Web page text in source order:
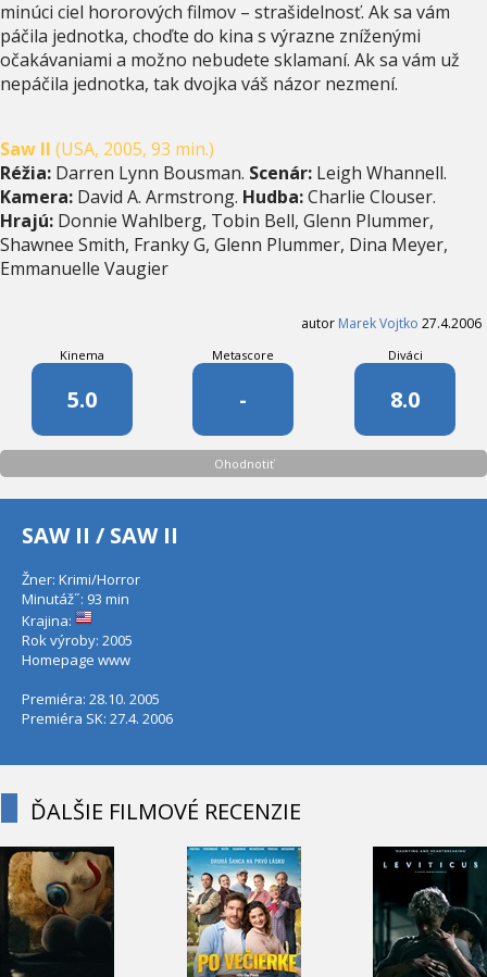
minúci ciel hororových filmov – strašidelnosť. Ak sa vám
páčila jednotka, choďte do kina s výrazne zníženými
očakávaniami a možno nebudete sklamaní. Ak sa vám už
nepáčila jednotka, tak dvojka váš názor nezmení.
Saw II (USA, 2005, 93 min.)
Réžia: Darren Lynn Bousman. Scenár: Leigh Whannell.
Kamera: David A. Armstrong. Hudba:Charlie Clouser.
Hrajú: Donnie Wahlberg, Tobin Bell, Glenn Plummer,
Shawnee Smith, Franky G, Glenn Plummer, Dina Meyer,
Emmanuelle Vaugier
autor Marek Vojtko 27.4.2006
Kinema
5.0
Metascore
-
Diváci
8.0
Ohodnotiť
SAW II / SAW II
Žner: Krimi/Horror
Minutáž˝: 93 min
Krajina:
Rok výroby: 2005
Homepage www
Premiéra: 28.10. 2005
Premiéra SK: 27.4. 2006
ĎALŠIE FILMOVÉ RECENZIE